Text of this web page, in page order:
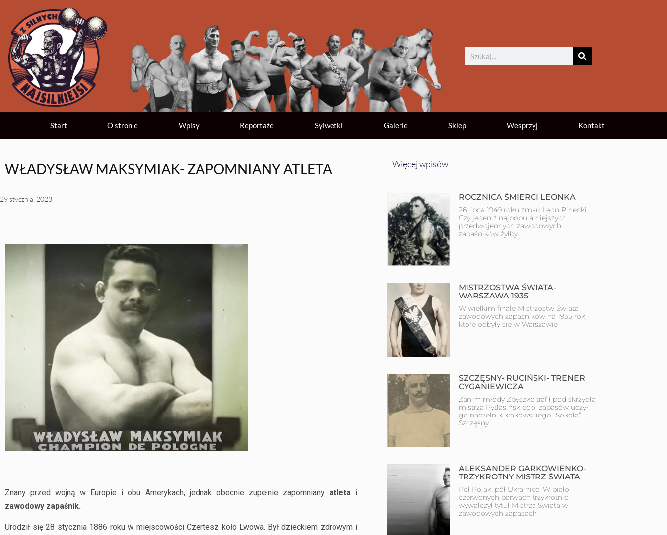
Start O stronie Wpisy Reportaże Sylwetki Galerie Sklep Wesprzyj Kontakt
WŁADYSŁAW MAKSYMIAK- ZAPOMNIANY ATLETA
29 stycznia, 2023
Znany przed wojną w Europie i obu Amerykach, jednak obecnie zupełnie zapomniany atleta i
zawodowy zapaśnik.
Urodził się 28 stycznia 1886 roku w miejscowości Czertesz koło Lwowa. Był dzieckiem zdrowym i
Więcej wpisów
ROCZNICA ŚMIERCI LEONKA
26 lipca 1949 roku zmarł Leon Pinecki.
Czy jeden z najpopularniejszych
przedwojennych zawodowych
zapaśników żyłby
MISTRZOSTWA ŚWIATA-
WARSZAWA 1935
W wielkim finale Mistrzostw Świata
zawodowych zapaśników na 1935 rok,
które odbyły się w Warszawie
SZCZĘSNY- RUCIŃSKI- TRENER
CYGANIEWICZA
Zanim młody Zbyszko trafił pod skrzydła
mistrza Pytlasińskiego, zapasów uczył
go naczelnik krakowskiego „Sokoła”,
Szczęsny
ALEKSANDER GARKOWIENKO-
TRZYKROTNY MISTRZ ŚWIATA
Pół Polak, pół Ukrainiec. W biało-
czerwonych barwach trzykrotnie
wywalczył tytuł Mistrza Świata w
zawodowych zapasach